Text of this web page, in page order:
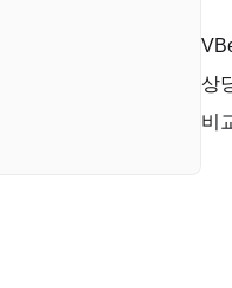
상
비